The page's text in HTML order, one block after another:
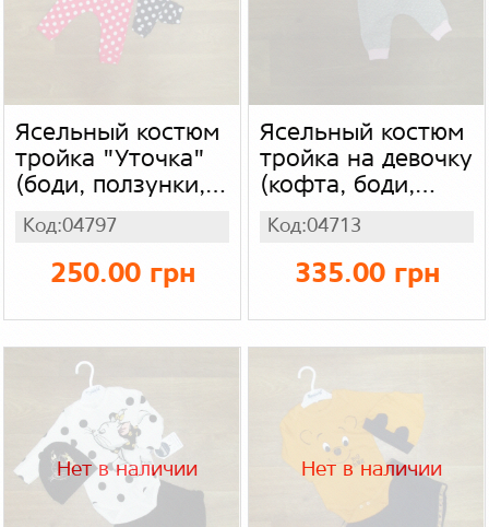
Ясельный костюм
тройка "Уточка"
(боди, ползунки,
шапка) Турция,
интерлок
Код:04797
250.00 грн
Ясельный костюм
тройка на девочку
(кофта, боди,
штаны) Турция,
интерлок + футер
Код:04713
335.00 грн
Нет в наличии Нет в наличии